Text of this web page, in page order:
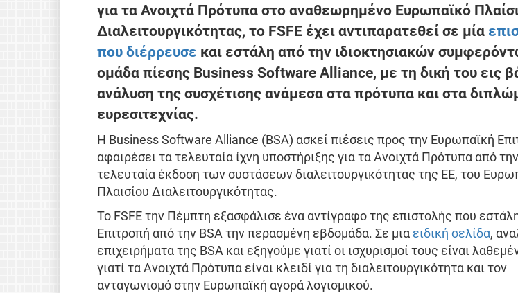
για τα Ανοιχτά Πρότυπα στο αναθεωρημένο Ευρωπαϊκό
Διαλειτουργικότητας, το FSFE έχει αντιπαρατεθεί σε μία
που διέρρευσε και εστάλη από την ιδιοκτησιακών
ομάδα πίεσης Business Software Alliance, με τη δική του εις
ανάλυση της συσχέτισης ανάμεσα στα πρότυπα και στα
ευρεσιτεχνίας.
Η Business Software Alliance (BSA) ασκεί πιέσεις προς την Ευρωπαϊκή
αφαιρέσει τα τελευταία ίχνη υποστήριξης για τα Ανοιχτά Πρότυπα από την
τελευταία έκδοση των συστάσεων διαλειτουργικότητας της ΕΕ, του
Πλαισίου Διαλειτουργικότητας.
Το FSFE την Πέμπτη εξασφάλισε ένα αντίγραφο της επιστολής που
Επιτροπή από την BSA την περασμένη εβδομάδα. Σε μια ειδική σελίδα,
επιχειρήματα της BSA και εξηγούμε γιατί οι ισχυρισμοί τους είναι
γιατί τα Ανοιχτά Πρότυπα είναι κλειδί για τη διαλειτουργικότητα και τον
ανταγωνισμό στην Ευρωπαϊκή αγορά λογισμικού.